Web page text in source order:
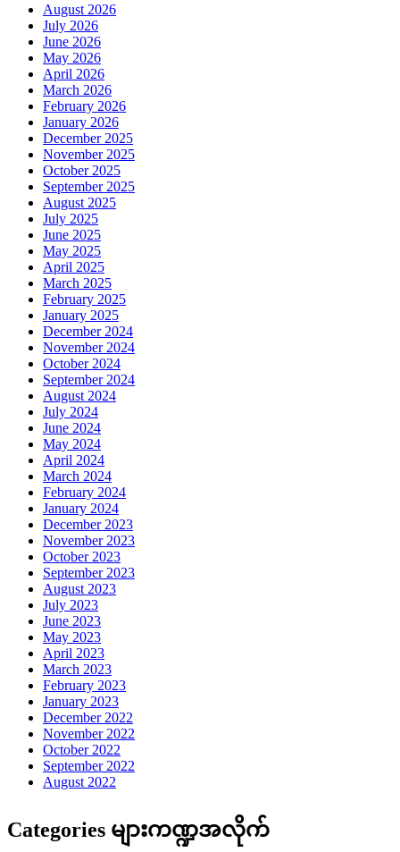
August 2026
July 2026
June 2026
May 2026
April 2026
March 2026
February 2026
January 2026
December 2025
November 2025
October 2025
September 2025
August 2025
July 2025
June 2025
May 2025
April 2025
March 2025
February 2025
January 2025
December 2024
November 2024
October 2024
September 2024
August 2024
July 2024
June 2024
May 2024
April 2024
March 2024
February 2024
January 2024
December 2023
November 2023
October 2023
September 2023
August 2023
July 2023
June 2023
May 2023
April 2023
March 2023
February 2023
January 2023
December 2022
November 2022
October 2022
September 2022
August 2022
Categories များကဏ္ဍအလိုက်